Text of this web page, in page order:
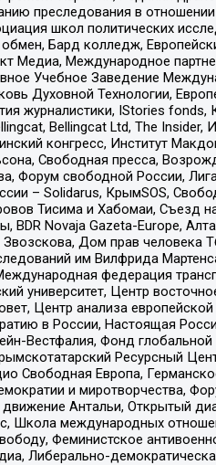
преследования в
школ политических
Бард колледж,
Международное
Учебное Заведение
Духовной Технологии,
журналистики, IStories
Bellingcat Ltd, The
конгресс, Институт
Свободная пресса,
Форум свободной России,
– Solidarus, КрымSOS,
Тисима и Хабомаи, Съезд
BDR Novaja Gazeta-Europe,
Дом прав
им Вилфрида
федерация
университет, Центр
Центр анализа
в России, Настоящая
Вестфалия, Фонд
Ресурсный
Свободная Европа,
и миротворчества,
Антальи, Открытый
Школа международных
Феминистское
Либерально-